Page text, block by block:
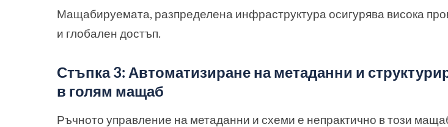
Мащабируемата, разпределена инфраструктура осигурява висока
и глобален достъп.
Стъпка 3: Автоматизиране на метаданни и
в голям мащаб
Ръчното управление на метаданни и схеми е непрактично в този